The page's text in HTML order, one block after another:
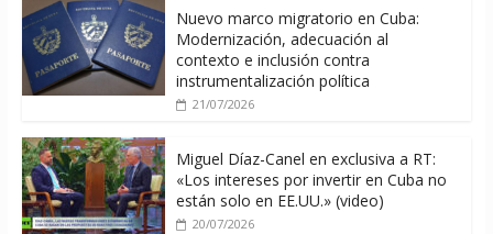
Nuevo marco migratorio en Cuba:
Modernización, adecuación al
contexto e inclusión contra
instrumentalización política
21/07/2026
Miguel Díaz-Canel en exclusiva a RT:
«Los intereses por invertir en Cuba no
están solo en EE.UU.» (video)
20/07/2026